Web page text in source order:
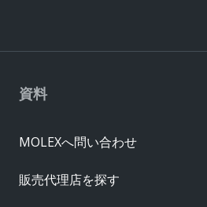
資料
MOLEXへ問い合わせ
販売代理店を探す